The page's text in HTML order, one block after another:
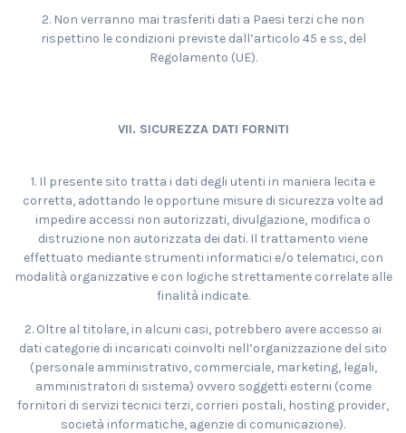
2. Non verranno mai trasferiti dati a Paesi terzi che non
rispettino le condizioni previste dall’articolo 45 e ss, del
Regolamento (UE).
VII. SICUREZZA DATI FORNITI
1. Il presente sito tratta i dati degli utenti in maniera lecita e
corretta, adottando le opportune misure di sicurezza volte ad
impedire accessi non autorizzati, divulgazione, modifica o
distruzione non autorizzata dei dati. Il trattamento viene
effettuato mediante strumenti informatici e/o telematici, con
modalità organizzative e con logiche strettamente correlate alle
finalità indicate.
2. Oltre al titolare, in alcuni casi, potrebbero avere accesso ai
dati categorie di incaricati coinvolti nell’organizzazione del sito
(personale amministrativo, commerciale, marketing, legali,
amministratori di sistema) ovvero soggetti esterni (come
fornitori di servizi tecnici terzi, corrieri postali, hosting provider,
società informatiche, agenzie di comunicazione).